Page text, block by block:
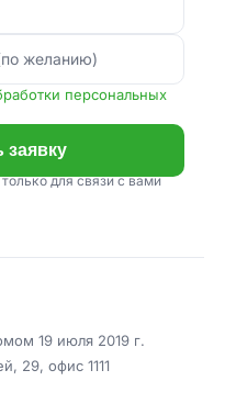
желанию)
персональных
заявку
для связи с вами
19 июля 2019 г.
29, офис 1111